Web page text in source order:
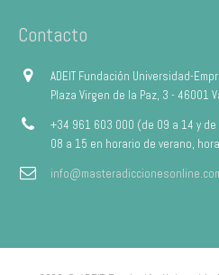
Contacto
ADEIT Fundación Universidad-
Plaza Virgen de la Paz, 3 - 46001
+34 961 603 000 (de 09 a 14 y
08 a 15 en horario de verano,